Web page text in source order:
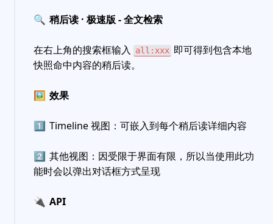
🔍 稍后读 · 极速版 - 全文检索
在右上角的搜索框输入 all:xxx 即可得到包含本地
快照命中内容的稍后读。
🖼 效果
1️⃣ Timeline 视图：可嵌入到每个稍后读详细内容
2️⃣ 其他视图：因受限于界面有限，所以当使用此功
能时会以弹出对话框方式呈现
🔌 API